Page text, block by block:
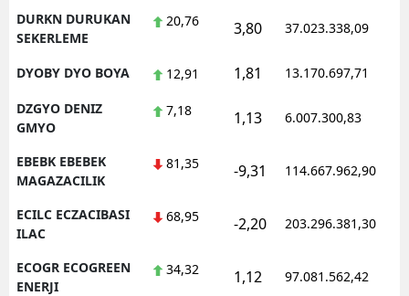
DURKN DURUKAN
SEKERLEME
20,76 3,80 37.023.338,09
DYOBY DYO BOYA 12,91 1,81 13.170.697,71
DZGYO DENIZ
GMYO
7,18 1,13 6.007.300,83
EBEBK EBEBEK
MAGAZACILIK
81,35 -9,31 114.667.962,90
ECILC ECZACIBASI
ILAC
68,95 -2,20 203.296.381,30
ECOGR ECOGREEN
ENERJI
34,32 1,12 97.081.562,42